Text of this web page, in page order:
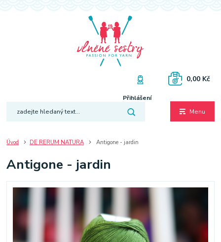
Menu
Přihlášení
0,00 Kč
Úvod DE RERUM NATURA Antigone - jardin
Antigone - jardin